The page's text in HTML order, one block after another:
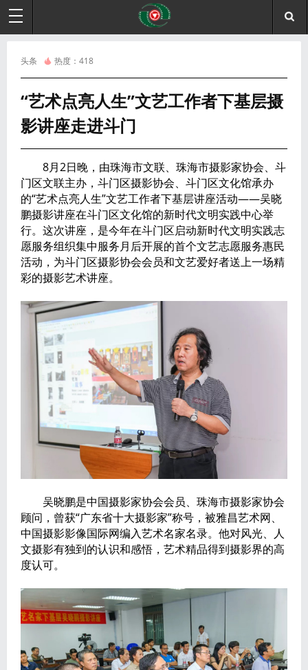
头条 热度： 418
“艺术点亮人生”文艺工作者下基层摄
影讲座走进斗门
8月2日晚，由珠海市文联、珠海市摄影家协会、斗
门区文联主办，斗门区摄影协会、斗门区文化馆承办
的“艺术点亮人生”文艺工作者下基层讲座活动——吴晓
鹏摄影讲座在斗门区文化馆的新时代文明实践中心举
行。这次讲座，是今年在斗门区启动新时代文明实践志
愿服务组织集中服务月后开展的首个文艺志愿服务惠民
活动，为斗门区摄影协会会员和文艺爱好者送上一场精
彩的摄影艺术讲座。
吴晓鹏是中国摄影家协会会员、珠海市摄影家协会
顾问，曾获“广东省十大摄影家”称号，被雅昌艺术网、
中国摄影影像国际网编入艺术名家名录。他对风光、人
文摄影有独到的认识和感悟，艺术精品得到摄影界的高
度认可。